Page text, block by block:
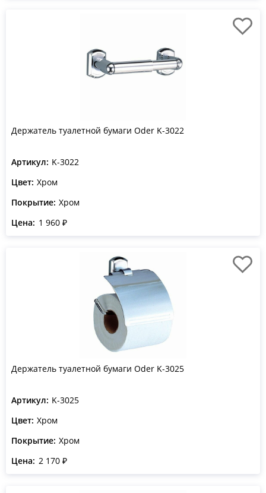
Держатель туалетной бумаги Oder K-3022
Артикул: K-3022
Цвет: Хром
Покрытие: Хром
Цена: 1 960 ₽
Держатель туалетной бумаги Oder K-3025
Артикул: K-3025
Цвет: Хром
Покрытие: Хром
Цена: 2 170 ₽